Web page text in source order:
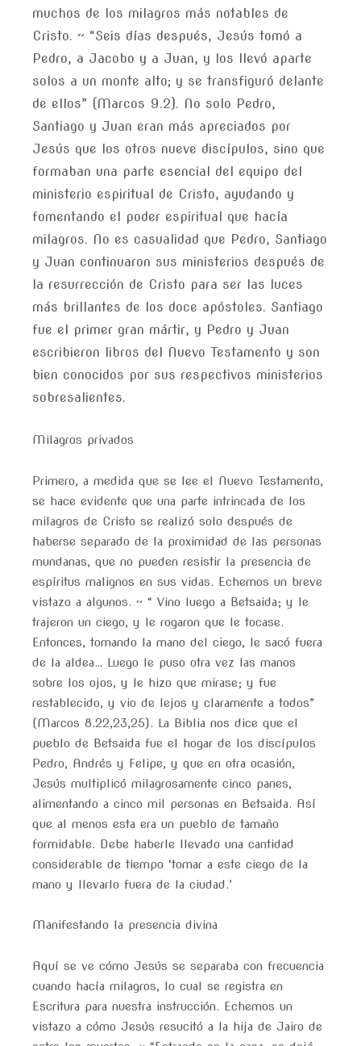
muchos de los milagros más notables de
Cristo. ~ “Seis días después, Jesús tomó a
Pedro, a Jacobo y a Juan, y los llevó aparte
solos a un monte alto; y se transfiguró delante
de ellos” (Marcos 9.2). No solo Pedro,
Santiago y Juan eran más apreciados por
Jesús que los otros nueve discípulos, sino que
formaban una parte esencial del equipo del
ministerio espiritual de Cristo, ayudando y
fomentando el poder espiritual que hacía
milagros. No es casualidad que Pedro, Santiago
y Juan continuaron sus ministerios después de
la resurrección de Cristo para ser las luces
más brillantes de los doce apóstoles. Santiago
fue el primer gran mártir, y Pedro y Juan
escribieron libros del Nuevo Testamento y son
bien conocidos por sus respectivos ministerios
sobresalientes.
Milagros privados
Primero, a medida que se lee el Nuevo Testamento,
se hace evidente que una parte intrincada de los
milagros de Cristo se realizó solo después de
haberse separado de la proximidad de las personas
mundanas, que no pueden resistir la presencia de
espíritus malignos en sus vidas. Echemos un breve
vistazo a algunos. ~ “ Vino luego a Betsaida; y le
trajeron un ciego, y le rogaron que le tocase.
Entonces, tomando la mano del ciego, le sacó fuera
de la aldea… Luego le puso otra vez las manos
sobre los ojos, y le hizo que mirase; y fue
restablecido, y vio de lejos y claramente a todos”
(Marcos 8.22,23,25). La Biblia nos dice que el
pueblo de Betsaida fue el hogar de los discípulos
Pedro, Andrés y Felipe, y que en otra ocasión,
Jesús multiplicó milagrosamente cinco panes,
alimentando a cinco mil personas en Betsaida. Así
que al menos esta era un pueblo de tamaño
formidable. Debe haberle llevado una cantidad
considerable de tiempo ‘tomar a este ciego de la
mano y llevarlo fuera de la ciudad.’
Manifestando la presencia divina
Aquí se ve cómo Jesús se separaba con frecuencia
cuando hacía milagros, lo cual se registra en
Escritura para nuestra instrucción. Echemos un
vistazo a cómo Jesús resucitó a la hija de Jairo de